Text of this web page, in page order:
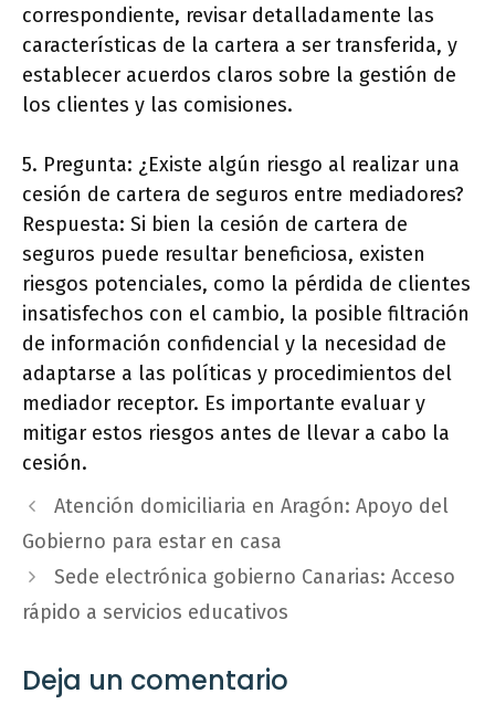
correspondiente, revisar detalladamente las
características de la cartera a ser transferida, y
establecer acuerdos claros sobre la gestión de
los clientes y las comisiones.
5. Pregunta: ¿Existe algún riesgo al realizar una
cesión de cartera de seguros entre mediadores?
Respuesta: Si bien la cesión de cartera de
seguros puede resultar beneficiosa, existen
riesgos potenciales, como la pérdida de clientes
insatisfechos con el cambio, la posible filtración
de información confidencial y la necesidad de
adaptarse a las políticas y procedimientos del
mediador receptor. Es importante evaluar y
mitigar estos riesgos antes de llevar a cabo la
cesión.
Atención domiciliaria en Aragón: Apoyo del
Gobierno para estar en casa
Sede electrónica gobierno Canarias: Acceso
rápido a servicios educativos
Deja un comentario